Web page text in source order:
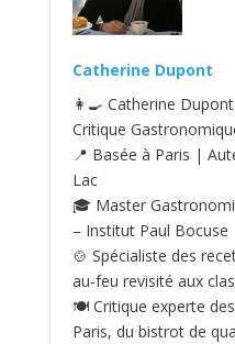
Catherine Dupont
👩‍🍳 Catherine
Critique
📍 Basée à Paris |
Lac
🎓 Master
– Institut Paul Bocuse
🍲 Spécialiste des
au‑feu revisité aux
🍽️ Critique experte
Paris, du bistrot de